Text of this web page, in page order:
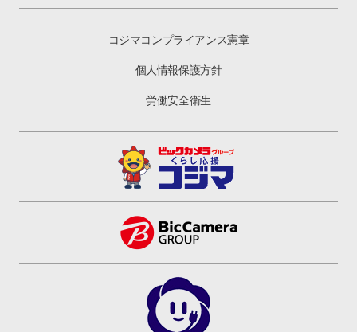
コジマコンプライアンス憲章
個人情報保護方針
労働安全衛生